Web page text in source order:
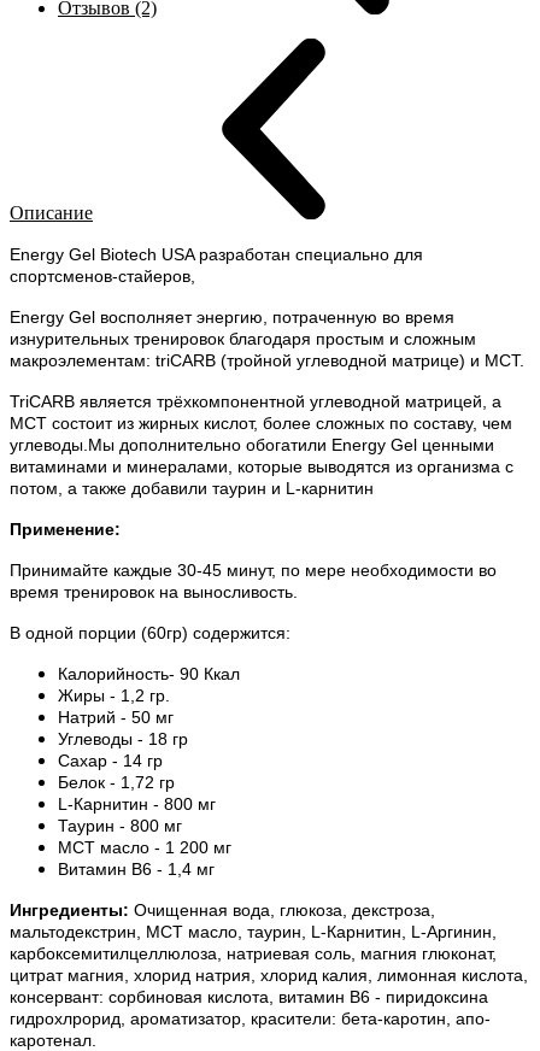
Отзывов (2)
Описание
Energy Gel Biotech USA разработан специально для
спортсменов-стайеров,
Energy Gel восполняет энергию, потраченную во время
изнурительных тренировок благодаря простым и сложным
макроэлементам: triCARB (тройной углеводной матрице) и МСТ.
TriCARB является трёхкомпонентной углеводной матрицей, а
МСТ состоит из жирных кислот, более сложных по составу, чем
углеводы.Мы дополнительно обогатили Energy Gel ценными
витаминами и минералами, которые выводятся из организма с
потом, а также добавили таурин и L-карнитин
Применение:
Принимайте каждые 30-45 минут, по мере необходимости во
время тренировок на выносливость.
В одной порции (60гр) содержится:
Калорийность- 90 Ккал
Жиры - 1,2 гр.
Натрий - 50 мг
Углеводы - 18 гр
Сахар - 14 гр
Белок - 1,72 гр
L-Карнитин - 800 мг
Таурин - 800 мг
МСТ масло - 1 200 мг
Витамин В6 - 1,4 мг
Ингредиенты: Очищенная вода, глюкоза, декстроза,
мальтодекстрин, МСТ масло, таурин, L-Карнитин, L-Аргинин,
карбоксемитилцеллюлоза, натриевая соль, магния глюконат,
цитрат магния, хлорид натрия, хлорид калия, лимонная кислота,
консервант: сорбиновая кислота, витамин В6 - пиридоксина
гидрохлрорид, ароматизатор, красители: бета-каротин, апо-
каротенал.